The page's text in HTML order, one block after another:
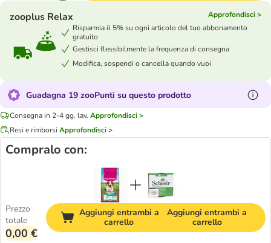
zooplus Relax
Approfondisci >
Risparmia il 5% su ogni articolo del tuo abbonamento
gratuito
Gestisci flessibilmente la frequenza di consegna
Modifica, sospendi o cancella quando vuoi
Guadagna 19 zooPunti su questo prodotto
Consegna in 2-4 gg. lav. Approfondisci >
Resi e rimborsi Approfondisci >
Compralo con:
Prezzo
totale
0,00 €
Aggiungi entrambi a
carrello
Aggiungi entrambi a
carrello